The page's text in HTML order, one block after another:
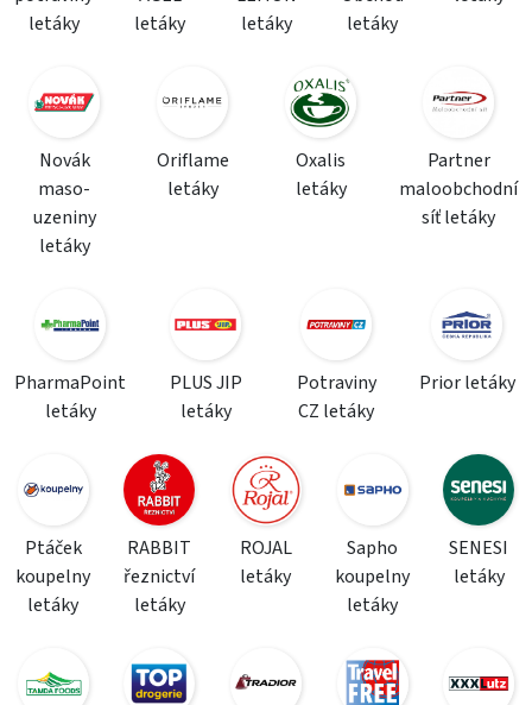
letáky
letáky
letáky
letáky
Novák
maso-
uzeniny
letáky
Oriflame
letáky
Oxalis
letáky
Partner
maloobchodní
síť letáky
PharmaPoint
letáky
PLUS JIP
letáky
Potraviny
CZ letáky
Prior letáky
Ptáček
koupelny
letáky
RABBIT
řeznictví
letáky
ROJAL
letáky
Sapho
koupelny
letáky
SENESI
letáky